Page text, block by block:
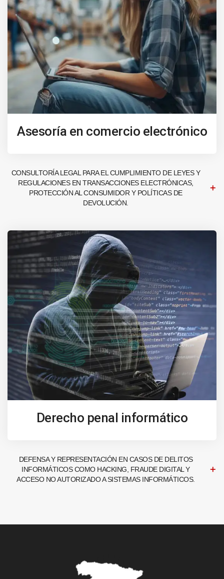
Asesoría en comercio electrónico
CONSULTORÍA LEGAL PARA EL CUMPLIMIENTO DE LEYES Y
REGULACIONES EN TRANSACCIONES ELECTRÓNICAS,
PROTECCIÓN AL CONSUMIDOR Y POLÍTICAS DE
DEVOLUCIÓN.
Derecho penal informático
DEFENSA Y REPRESENTACIÓN EN CASOS DE DELITOS
INFORMÁTICOS COMO HACKING, FRAUDE DIGITAL Y
ACCESO NO AUTORIZADO A SISTEMAS INFORMÁTICOS.